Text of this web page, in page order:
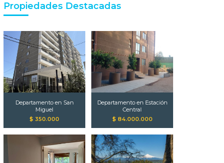
Propiedades Destacadas
Departamento en San
Miguel
$ 350.000
Departamento en Estación
Central
$ 84.000.000